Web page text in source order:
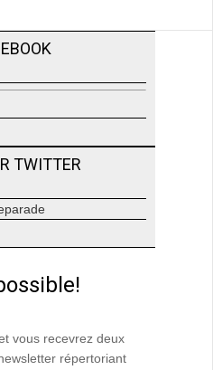
TWITTER
vous recevrez deux
répertoriant